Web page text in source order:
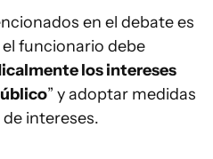
en el debate es
funcionario debe
los intereses
” y adoptar medidas
intereses.